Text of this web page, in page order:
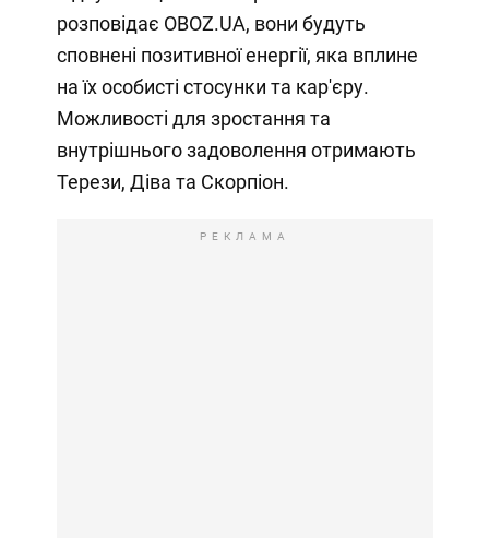
розповідає OBOZ.UA, вони будуть
сповнені позитивної енергії, яка вплине
на їх особисті стосунки та кар'єру.
Можливості для зростання та
внутрішнього задоволення отримають
Терези, Діва та Скорпіон.
РЕКЛАМА